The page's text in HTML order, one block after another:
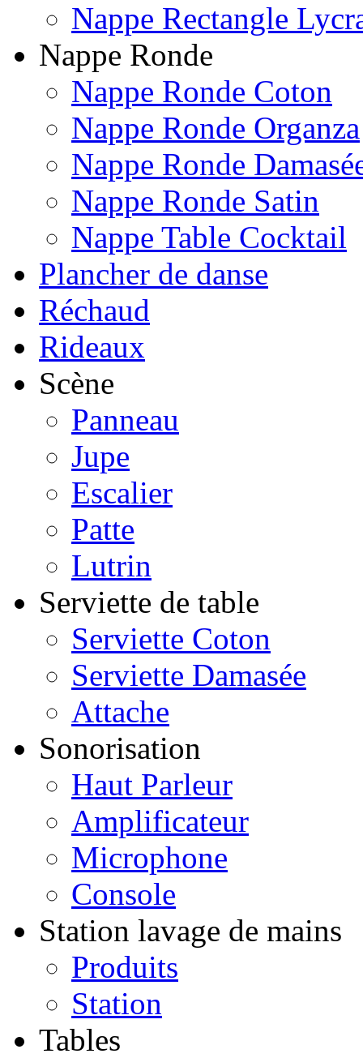
Nappe Rectangle
Nappe Ronde
Nappe Ronde Coton
Nappe Ronde Organza
Nappe Ronde
Nappe Ronde Satin
Nappe Table Cocktail
Plancher de danse
Réchaud
Rideaux
Scène
Panneau
Jupe
Escalier
Patte
Lutrin
Serviette de table
Serviette Coton
Serviette Damasée
Attache
Sonorisation
Haut Parleur
Amplificateur
Microphone
Console
Station lavage de mains
Produits
Station
Tables